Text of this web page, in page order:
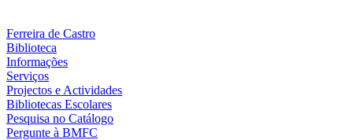
Ferreira de Castro
Biblioteca
Informações
Serviços
Projectos e Actividades
Bibliotecas Escolares
Pesquisa no Catálogo
Pergunte à BMFC